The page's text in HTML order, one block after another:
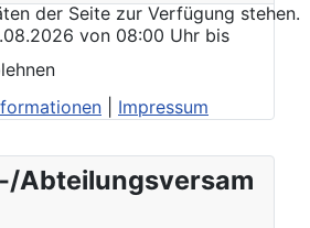
Abteilungsversam
von 08:00 Uhr bis
der Seite zur Verfügung stehen.
Impressum